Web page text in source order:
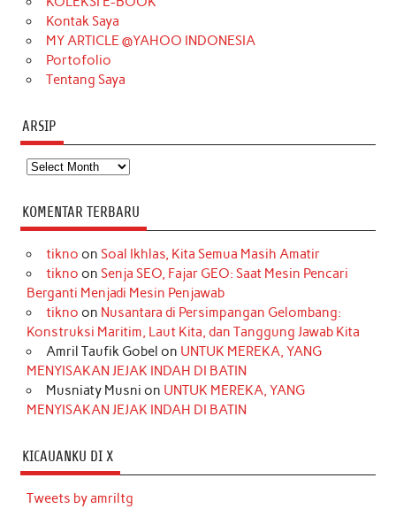
m
Kontak Saya
MY ARTICLE @YAHOO INDONESIA
Portofolio
Tentang Saya
ARSIP
Arsip
KOMENTAR TERBARU
tikno on Soal Ikhlas, Kita Semua Masih Amatir
tikno on Senja SEO, Fajar GEO: Saat Mesin Pencari
Berganti Menjadi Mesin Penjawab
tikno on Nusantara di Persimpangan Gelombang:
Konstruksi Maritim, Laut Kita, dan Tanggung Jawab Kita
Amril Taufik Gobel on UNTUK MEREKA, YANG
MENYISAKAN JEJAK INDAH DI BATIN
Musniaty Musni on UNTUK MEREKA, YANG
MENYISAKAN JEJAK INDAH DI BATIN
KICAUANKU DI X
Tweets by amriltg